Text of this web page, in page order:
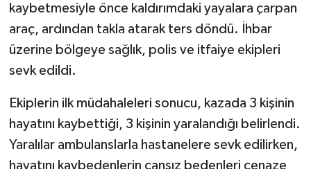
kaybetmesiyle önce kaldırımdaki yayalara çarpan
araç, ardından takla atarak ters döndü. İhbar
üzerine bölgeye sağlık, polis ve itfaiye ekipleri
sevk edildi.
Ekiplerin ilk müdahaleleri sonucu, kazada 3 kişinin
hayatını kaybettiği, 3 kişinin yaralandığı belirlendi.
Yaralılar ambulanslarla hastanelere sevk edilirken,
hayatını kaybedenlerin cansız bedenleri cenaze